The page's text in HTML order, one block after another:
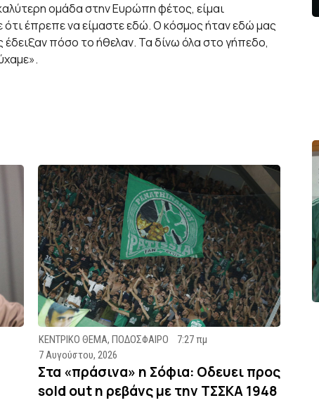
ομάδα στην Ευρώπη φέτος, είμαι
έπρεπε να είμαστε εδώ. Ο κόσμος ήταν εδώ μας
πόσο το ήθελαν. Τα δίνω όλα στο γήπεδο,
ΚΕΝΤΡΙΚΟ ΘΕΜΑ, ΠΟΔΟΣΦΑΙΡΟ
7:27 πμ
7 Αυγούστου, 2026
Στα «πράσινα» η Σόφια: Οδευει προς
sold out η ρεβάνς με την ΤΣΣΚΑ 1948